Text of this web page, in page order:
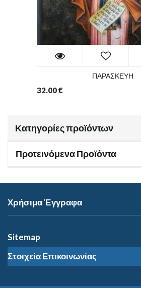
ΠΑΡΑΣΚΕΥΗ
32.00€
Κατηγορίες προϊόντων
Προτεινόμενα Προϊόντα
Χρήσιμα Έγγραφα
Sitemap
Στοιχεία Επικοινωνίας